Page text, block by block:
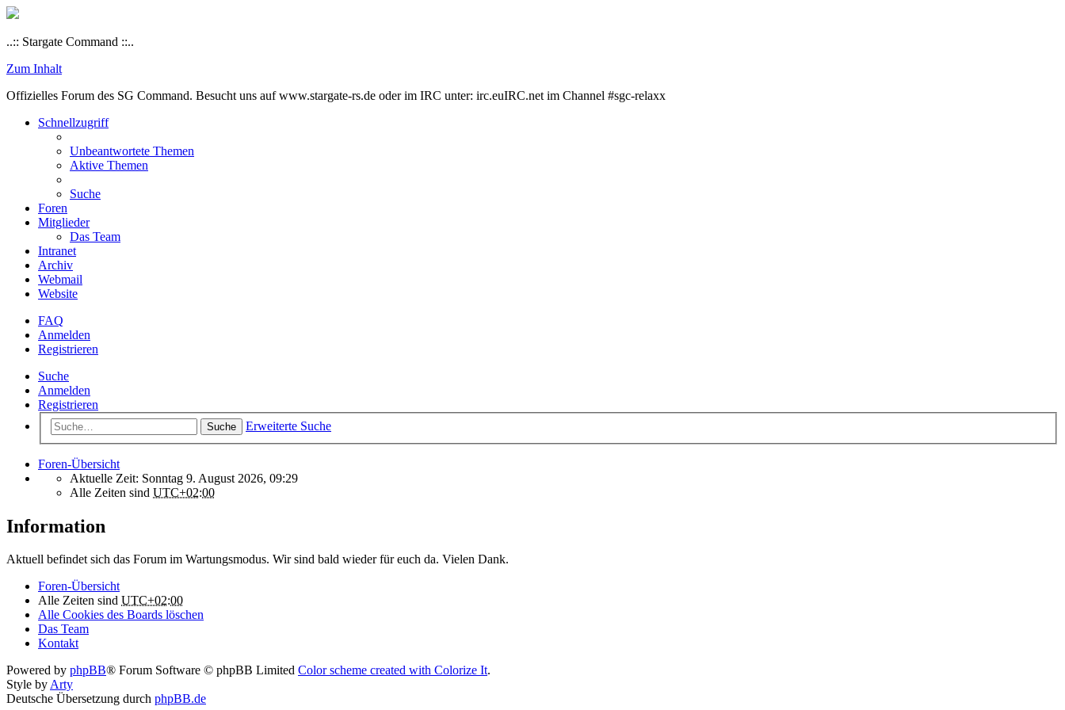
..:: Stargate Command ::..
Zum Inhalt
Offizielles Forum des SG Command. Besucht uns auf www.stargate-rs.de oder im IRC unter: irc.euIRC.net im Channel #sgc-relaxx
Schnellzugriff
Unbeantwortete Themen
Aktive Themen
Suche
Foren
Mitglieder
Das Team
Intranet
Archiv
Webmail
Website
FAQ
Anmelden
Registrieren
Suche
Anmelden
Registrieren
Suche Erweiterte Suche
Foren-Übersicht
Aktuelle Zeit: Sonntag 9. August 2026, 09:29
Alle Zeiten sind UTC+02:00
Information
Aktuell befindet sich das Forum im Wartungsmodus. Wir sind bald wieder für euch da. Vielen Dank.
Foren-Übersicht
Alle Zeiten sind UTC+02:00
Alle Cookies des Boards löschen
Das Team
Kontakt
Powered by phpBB® Forum Software © phpBB Limited Color scheme created with Colorize It.
Style byArty
Deutsche Übersetzung durch phpBB.de